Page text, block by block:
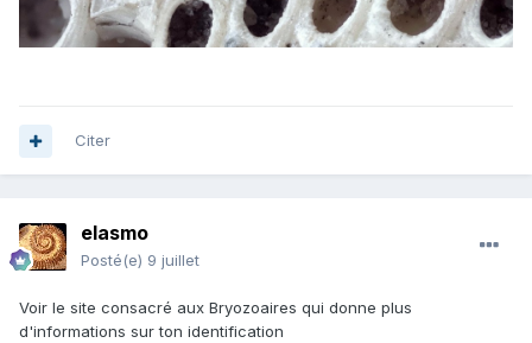
Citer
elasmo
Posté(e) 9 juillet
Voir le site consacré aux Bryozoaires qui donne plus
d'informations sur ton identification